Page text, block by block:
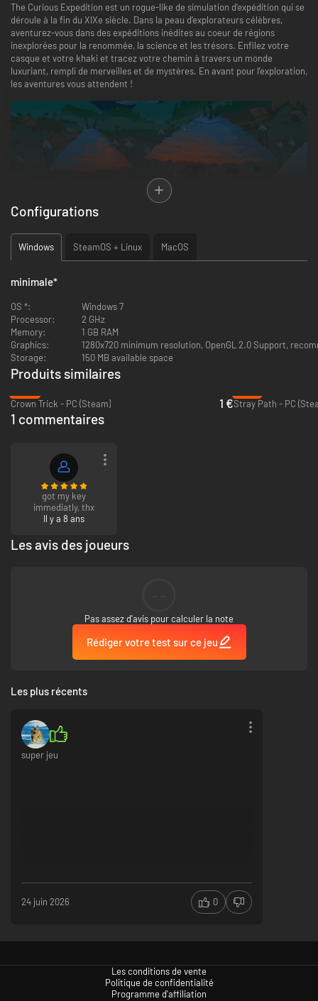
The Curious Expedition est un rogue-like de simulation d’expédition qui se
déroule à la fin du XIXe siècle. Dans la peau d’explorateurs célèbres,
aventurez-vous dans des expéditions inédites au coeur de régions
inexplorées pour la renommée, la science et les trésors. Enfilez votre
casque et votre khaki et tracez votre chemin à travers un monde
luxuriant, rempli de merveilles et de mystères. En avant pour l’exploration,
les aventures vous attendent !
Expérimentez
procédurale pour qu’aucune partie ne se ressemble.
les mondes générés de façon procédurale, chaque lieu est
unique et possède des défis spécifiques pour un explorateur
courageux et plein d’ambition.
Planifiez et équipezvotre expédition. Un bon explorateur se prépare
à toute éventualité.
et interagissez avec les indigènes de ces contrées. Allez
dans les villages, échangez et communiquez avec les tribus locales
et des civilisations encore inconnues de l'humanité.
gloire et des trésors, mais attention aux pièges mortels et autres
malédictions qui pourraient compromettre votre expédition et le
Récupérez et utilisez
des trésors miraculeux pour obtenir des
avantages, mais méfiez-vous des effets secondaires imprévisibles.
Combattez et défendez
d'animaux sauvages, de créatures mystiques et même de
Configurations
Windows SteamOS + Linux MacOS
minimale*
OS *:
Windows 7
Processor:
2 GHz
Memory:
1 GB RAM
Graphics:
1280x720 minimum resolution, OpenGL 2.0 Support,
Storage:
150 MB available space
Produits similaires
Crown Trick - PC (Steam)
1 €Stray Path - PC
1 commentaires
got my key
immediatly, thx
Il y a 8 ans
Les avis des joueurs
Pas assez d'avis pour calculer la note
Rédiger votre test sur ce jeu
Les plus récents
super jeu
24 juin 2026 0
Les conditions de vente
Politique de confidentialité
Programme d'affiliation